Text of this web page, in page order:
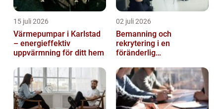
15 juli 2026
Värmepumpar i Karlstad
– energieffektiv
uppvärmning för ditt hem
02 juli 2026
Bemanning och
rekrytering i en
föränderlig